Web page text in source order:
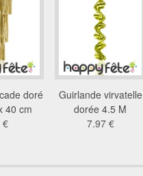
doré
40 cm
€
Guirlande virvatelle
dorée 4.5 M
7.97 €